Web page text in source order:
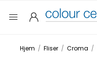
Hjem / Fliser / Croma /